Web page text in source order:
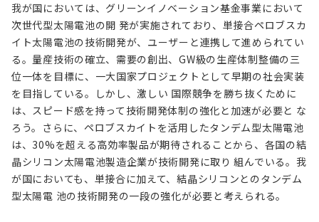
我が国においては、グリーンイノベーション基金事業において
次世代型太陽電池の開 発が実施されており、単接合ペロブスカ
イト太陽電池の技術開発が、ユーザーと連携して進められてい
る。量産技術の確立、需要の創出、GW級の生産体制整備の三
位一体を目標に、一大国家プロジェクトとして早期の社会実装
を目指している。しかし、激しい 国際競争を勝ち抜くために
は、スピード感を持って技術開発体制の強化と加速が必要と な
ろう。さらに、ペロブスカイトを活用したタンデム型太陽電池
は、30%を超える高効率製品が期待されることから、各国の結
晶シリコン太陽電池製造企業が技術開発に取り 組んでいる。我
が国においても、単接合に加えて、結晶シリコンとのタンデム
型太陽電 池の技術開発の一段の強化が必要と考えられる。